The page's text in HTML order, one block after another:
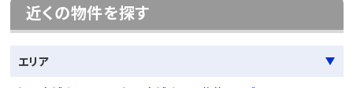
近くの物件を探す
エリア